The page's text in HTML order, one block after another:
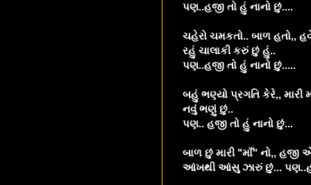
પણ..હજી તો હું નાનો છું....
ચહેરો ચમકતો.. બાળ હતો,,
રહું ચાલાકી કરું છું હું..
પણ..હજી તો હું નાનો છું.....
બહું ભણ્યો પ્રગતિ કેરે,, મારી
નવું ભણું છું..
પણ.. હજી તો હું નાનો છું...
બાળ છું મારી "માઁ" નો,, હજી
આંખથી આંસુ ઝારું છું...